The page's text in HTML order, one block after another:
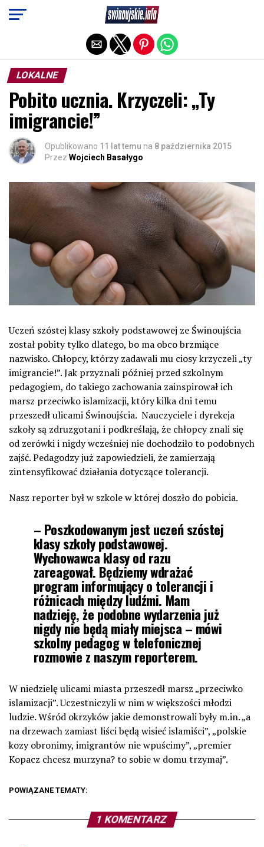
LOKALNE
Pobito ucznia. Krzyczeli: „Ty
imigrancie!”
Opublikowano 11 lat temu na 8 października 2015
Przez Wojciech Basałygo
Uczeń szóstej klasy szkoły podstawowej ze Świnoujścia
został pobity tylko dlatego, bo ma obco brzmiące
nazwisko. Chłopcy, którzy zadawali mu ciosy krzyczeli „ty
imigrancie!”. Jak przyznali później przed szkolnym
pedagogiem, do takiego zachowania zainspirował ich
marsz przeciwko islamizacji, który kilka dni temu
przeszedł ulicami Świnoujścia. Nauczyciele i dyrekcja
szkoły są zdruzgotani i podkreślają, że chłopcy znali się
od zerówki i nigdy wcześniej nie dochodziło to podobnych
zajść. Pedagodzy już zapowiedzieli, że zamierzają
zintensyfikować działania dotyczące tolerancji.
Nasz reporter był w szkole w której doszło do pobicia.
– Poszkodowanym jest uczeń szóstej
klasy szkoły podstawowej.
Wychowawca klasy od razu
zareagował. Będziemy wdrażać
program informujący o tolerancji i
różnicach między ludźmi. Mam
nadzieję, że podobne wydarzenia już
nigdy nie będą miały miejsca – mówi
szkolny pedagog w telefonicznej
rozmowie z naszym reporterem.
W niedzielę ulicami miasta przeszedł marsz „przeciwko
islamizacji”. Uczestniczyli w nim w większości młodzi
ludzie. Wśród okrzyków jakie demonstrowali były m.in. „a
na drzewach zamiast liści będą wisieć islamiści”, „polskie
kozy obronimy, imigrantów nie wpuścimy”, „premier
Kopacz chcesz murzyna? to sobie w domu trzymaj”.
POWIĄZANE TEMATY:
1 KOMENTARZ
Exit mobile version